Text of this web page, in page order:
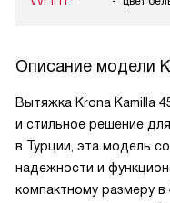
Описание модели
Вытяжка Krona Kamilla
и стильное решение
в Турции, эта модель
надежности и
компактному размеру